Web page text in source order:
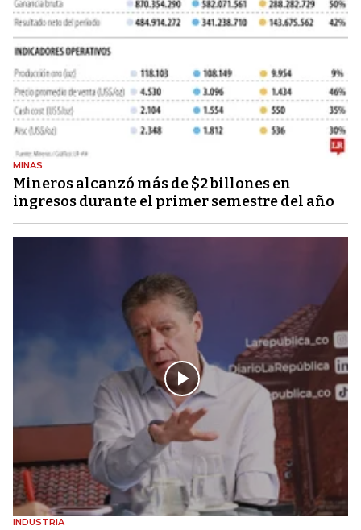
MINAS
Mineros alcanzó más de $2 billones en
ingresos durante el primer semestre del año
INDUSTRIA